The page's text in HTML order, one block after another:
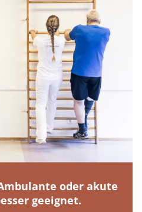
oder akute
geeignet.